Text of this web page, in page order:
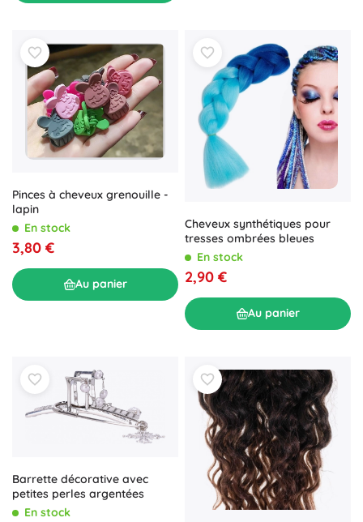
Pinces à cheveux grenouille -
lapin
En stock
3,80 €
Au panier
Cheveux synthétiques pour
tresses ombrées bleues
En stock
2,90 €
Au panier
Barrette décorative avec
petites perles argentées
En stock